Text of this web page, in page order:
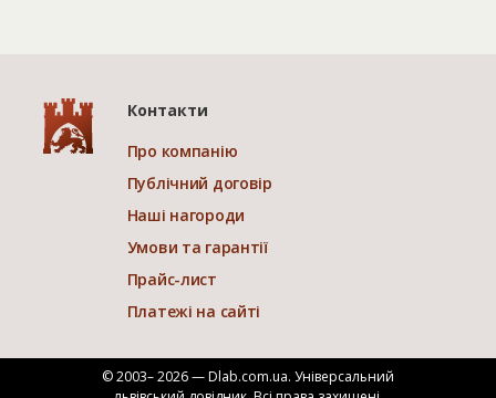
Контакти
Про компанію
Публічний договір
Наші нагороди
Умови та гарантії
Прайс-лист
Платежі на сайті
© 2003– 2026 — Dlab.com.ua. Універсальний